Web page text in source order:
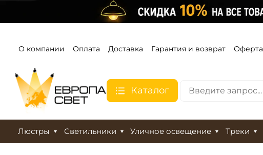
О компании Оплата Доставка Гарантия и возврат Оферта
Каталог
Люстры Светильники Уличное освещение Треки